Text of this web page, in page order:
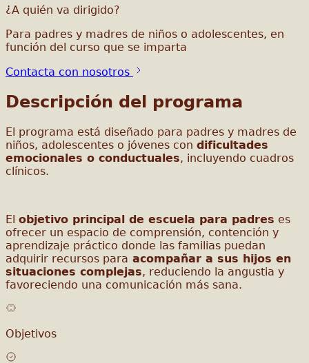
¿A quién va dirigido?
Para padres y madres de niños o adolescentes, en
función del curso que se imparta
Contacta con nosotros
Descripción del programa
El programa está diseñado para padres y madres de
niños, adolescentes o jóvenes con dificultades
emocionales o conductuales, incluyendo cuadros
clínicos.
El objetivo principal de escuela para padres es
ofrecer un espacio de comprensión, contención y
aprendizaje práctico donde las familias puedan
adquirir recursos para acompañar a sus hijos en
situaciones complejas, reduciendo la angustia y
favoreciendo una comunicación más sana.
Objetivos